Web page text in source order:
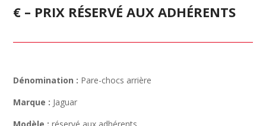
€ – PRIX RÉSERVÉ AUX ADHÉRENTS
Dénomination : Pare-chocs arrière
Marque : Jaguar